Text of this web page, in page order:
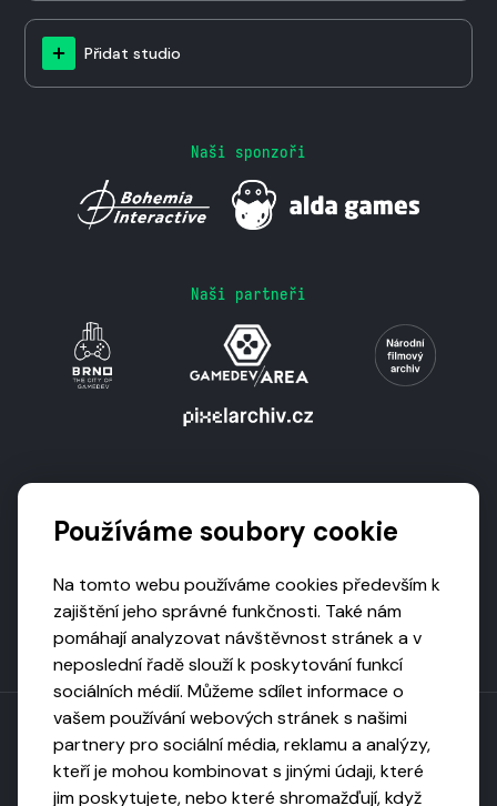
Přidat studio
Naši sponzoři
Naši partneři
Toto dílo podléhá licenci CC BY-NC-ND
Používáme soubory cookie
Na tomto webu používáme cookies především k
zajištění jeho správné funkčnosti. Také nám
pomáhají analyzovat návštěvnost stránek a v
neposlední řadě slouží k poskytování funkcí
sociálních médií. Můžeme sdílet informace o
vašem používání webových stránek s našimi
partnery pro sociální média, reklamu a analýzy,
kteří je mohou kombinovat s jinými údaji, které
jim poskytujete, nebo které shromažďují, když